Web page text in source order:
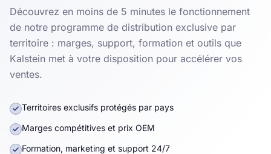
Découvrez en moins de 5 minutes le fonctionnement
de notre programme de distribution exclusive par
territoire : marges, support, formation et outils que
Kalstein met à votre disposition pour accélérer vos
ventes.
Territoires exclusifs protégés par pays
Marges compétitives et prix OEM
Formation, marketing et support 24/7